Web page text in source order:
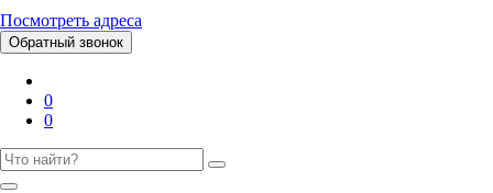
Посмотреть адреса
Обратный звонок
0
0